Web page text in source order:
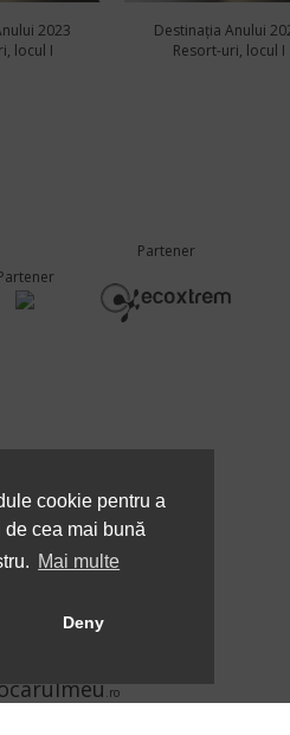
cookie pentru a
cea mai bună
Mai multe
Deny
2023
locul I
Destinația Anului
Resort-uri, locul I
Partener
Group
.ro